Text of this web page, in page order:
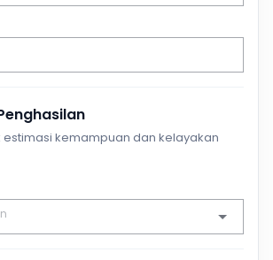
estimasi kemampuan dan kelayakan